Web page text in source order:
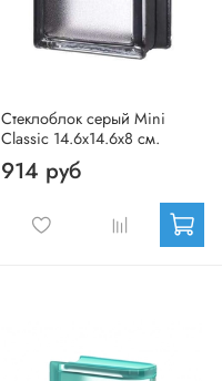
Стеклоблок серый Mini
Classic 14.6x14.6x8 см.
914 руб